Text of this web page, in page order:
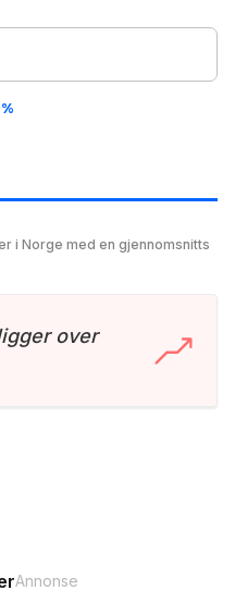
i Norge med en gjennomsnitts
over
Annonse